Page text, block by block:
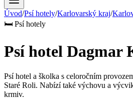
Úvod/Psí hotely/Karlovarský kraj/
🛏️ Psí hotely
Psí hotel Dagmar
Psí hotel a školka s celoročním
Staré Roli. Nabízí také výchovu a
krmiv.